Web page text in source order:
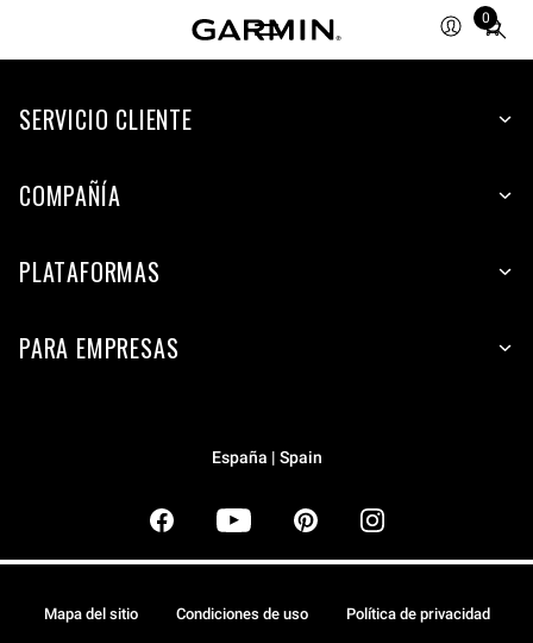
0
Total
items
cart:
SERVICIO CLIENTE
COMPAÑÍA
PLATAFORMAS
PARA EMPRESAS
España | Spain
Mapa del sitio Condiciones de uso Política de privacidad